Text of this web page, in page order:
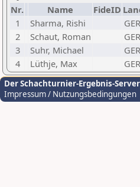
Nr. Name FideID
1
Sharma, Rishi GER
2
Schaut, Roman GER
3
Suhr, Michael GER
4
Lüthje, Max GER
Der Schachturnier-Ergebnis-Server
Impressum / Nutzungsbedingungen